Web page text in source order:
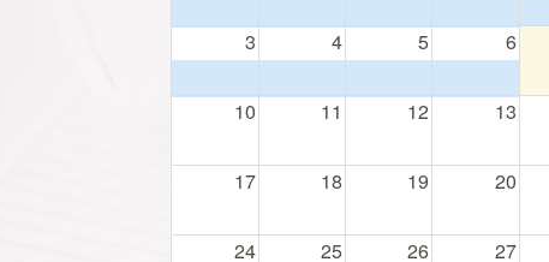
3 4 5 6
10 11 12 13
17 18 19 20
24 25 26 27